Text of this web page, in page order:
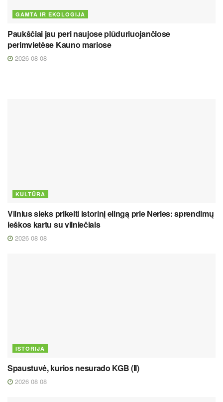
GAMTA IR EKOLOGIJA
Paukščiai jau peri naujose plūduriuojančiose
perimvietėse Kauno mariose
2026 08 08
KULTŪRA
Vilnius sieks prikelti istorinį elingą prie Neries: sprendimų
ieškos kartu su vilniečiais
2026 08 08
ISTORIJA
Spaustuvė, kurios nesurado KGB (II)
2026 08 08